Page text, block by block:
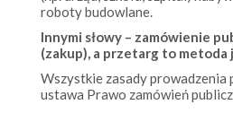
Innymi słowy – zamówienie
(zakup), a przetarg to metoda
Wszystkie zasady prowadzenia
ustawa Prawo zamówień